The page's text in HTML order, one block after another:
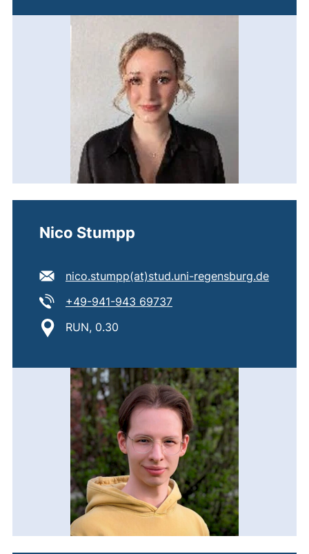
Nico Stumpp
E-Mail Adresse:
nico.stumpp​(at)​stud.uni-regensburg.de(öffnet
Tel:
+49-941-943 69737(startet einen
Standort:
RUN, 0.30